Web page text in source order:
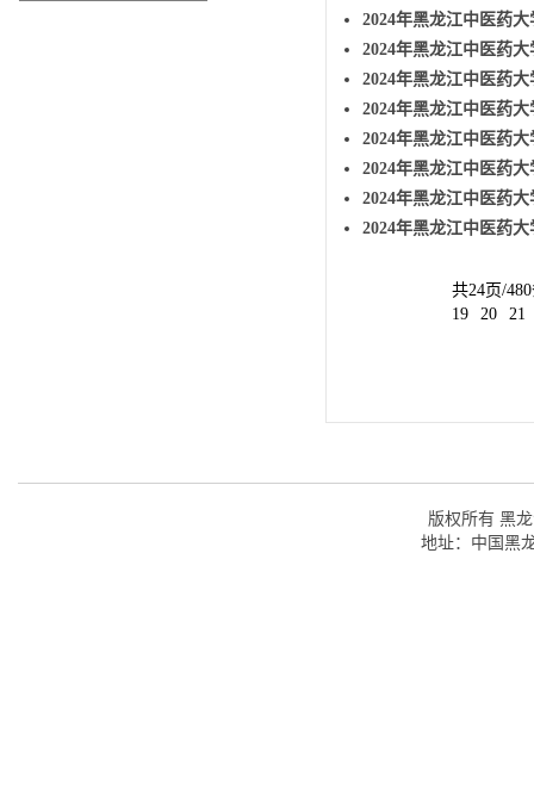
2024年黑龙江中医药
2024年黑龙江中医药
2024年黑龙江中医药
2024年黑龙江中医药
2024年黑龙江中医药
2024年黑龙江中医药
2024年黑龙江中医药
2024年黑龙江中医药
共24页/
19
20 21
版权所有 黑
地址：中国黑